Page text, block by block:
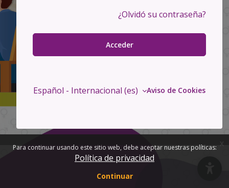
Para continuar usando este sitio web, debe aceptar nuestras políticas:
Política de privacidad
Continuar
x
¿Olvidó su contraseña?
Acceder
Español - Internacional ‎(es)‎ Aviso de Cookies